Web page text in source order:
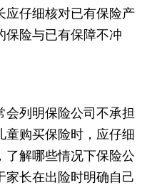
应仔细核对已有保险产
保险与已有保障不冲
会列明保险公司不承担
童购买保险时，应仔细
了解哪些情况下保险公
家长在出险时明确自己